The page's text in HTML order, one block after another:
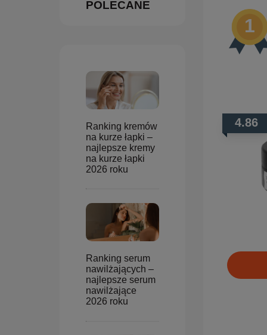
POLECANE
Ranking kremów
na kurze łapki –
najlepsze kremy
na kurze łapki
2026 roku
Ranking serum
nawilżających –
najlepsze serum
nawilżające
2026 roku
4.86